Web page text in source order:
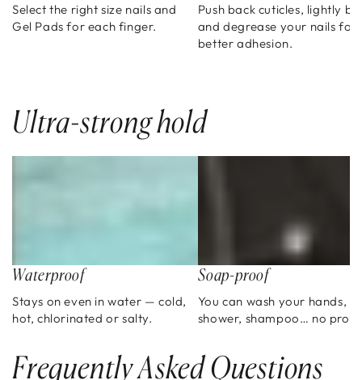
Select the right size nails and
Gel Pads for each finger.
Push back cuticles, lightly
and degrease your nails for
better adhesion.
Ultra-strong hold
Waterproof
Stays on even in water — cold,
hot, chlorinated or salty.
Soap-proof
You can wash your hands,
shower, shampoo… no
Frequently Asked Questions